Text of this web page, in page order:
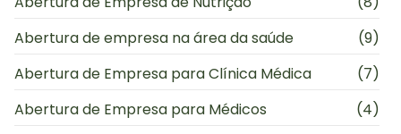
Abertura de empresa na área da saúde
(9)
Abertura de Empresa para Clínica Médica
(7)
Abertura de Empresa para Médicos
(4)